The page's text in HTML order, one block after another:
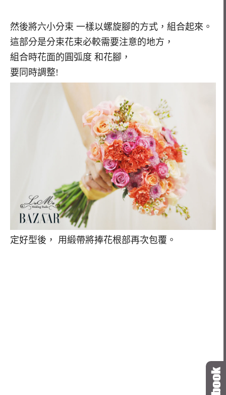
然後將六小分束 一樣以螺旋腳的方式，組合起來。
這部分是分束花束必較需要注意的地方，
組合時花面的圓弧度 和花腳，
要同時調整!
定好型後， 用緞帶將捧花根部再次包覆。